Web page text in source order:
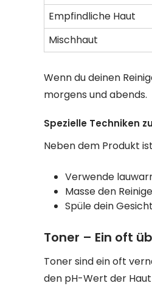
Empfindliche Haut
Mischhaut
Wenn du deinen
morgens und abends.
Spezielle Techniken
Neben dem Produkt
Verwende
Masse den
Spüle dein
Toner – Ein oft
Toner sind ein oft
den pH-Wert der